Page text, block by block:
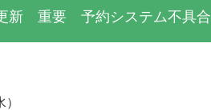
新 重要 予約システム不具合